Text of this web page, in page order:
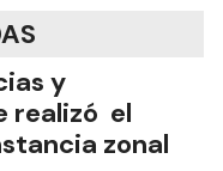
y
realizó el
zonal